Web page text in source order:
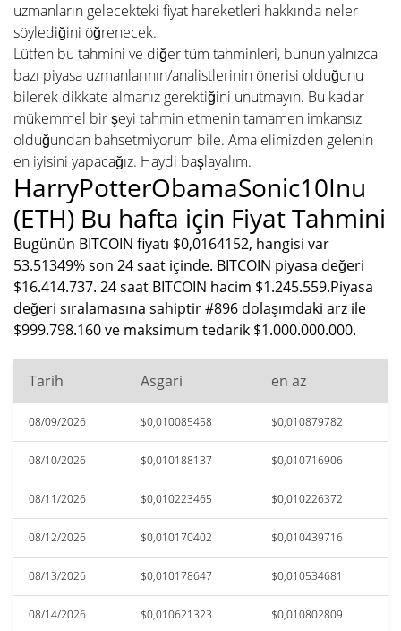
uzmanların gelecekteki fiyat hareketleri hakkında neler
söylediğini öğrenecek.
Lütfen bu tahmini ve diğer tüm tahminleri, bunun yalnızca
bazı piyasa uzmanlarının/analistlerinin önerisi olduğunu
bilerek dikkate almanız gerektiğini unutmayın. Bu kadar
mükemmel bir şeyi tahmin etmenin tamamen imkansız
olduğundan bahsetmiyorum bile. Ama elimizden gelenin
en iyisini yapacağız. Haydi başlayalım.
HarryPotterObamaSonic10Inu
(ETH) Bu hafta için Fiyat Tahmini
Bugünün BITCOIN fiyatı $0,0164152, hangisi var
53.51349% son 24 saat içinde. BITCOIN piyasa değeri
$16.414.737. 24 saat BITCOIN hacim $1.245.559.Piyasa
değeri sıralamasına sahiptir #896 dolaşımdaki arz ile
$999.798.160 ve maksimum tedarik $1.000.000.000.
Tarih Asgari en az
08/09/2026 $0,010085458 $0,010879782
08/10/2026 $0,010188137 $0,010716906
08/11/2026 $0,010223465 $0,010226372
08/12/2026 $0,010170402 $0,010439716
08/13/2026 $0,010178647 $0,010534681
08/14/2026 $0,010621323 $0,010802809